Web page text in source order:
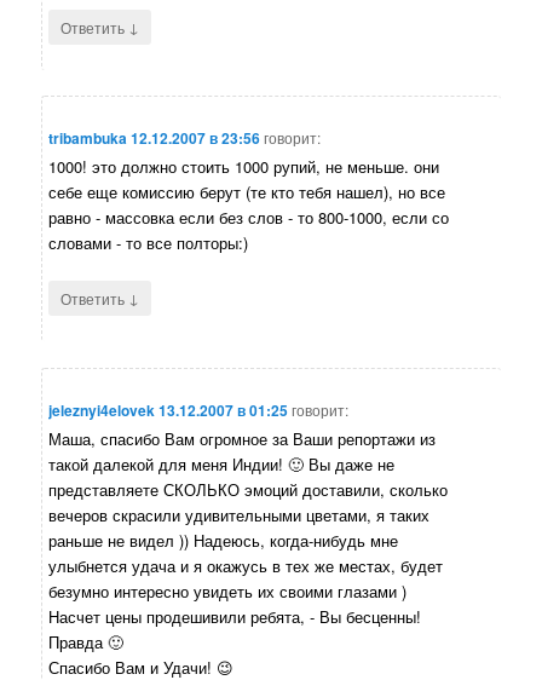
Ответить ↓
tribambuka12.12.2007 в 23:56говорит:
1000! это должно стоить 1000 рупий, не меньше. они
себе еще комиссию берут (те кто тебя нашел), но все
равно - массовка если без слов - то 800-1000, если со
словами - то все полторы:)
Ответить ↓
jeleznyi4elovek13.12.2007 в 01:25говорит:
Маша, спасибо Вам огромное за Ваши репортажи из
такой далекой для меня Индии! 🙂 Вы даже не
представляете СКОЛЬКО эмоций доставили, сколько
вечеров скрасили удивительными цветами, я таких
раньше не видел )) Надеюсь, когда-нибудь мне
улыбнется удача и я окажусь в тех же местах, будет
безумно интересно увидеть их своими глазами )
Насчет цены продешивили ребята, - Вы бесценны!
Правда 🙂
Спасибо Вам и Удачи! 😉